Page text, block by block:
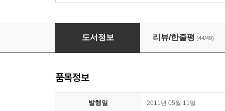
나의 문화유산답사기 1
도서정보 리뷰/한줄평 (44/49)
품목정보
발행일 2011년 05월 11일